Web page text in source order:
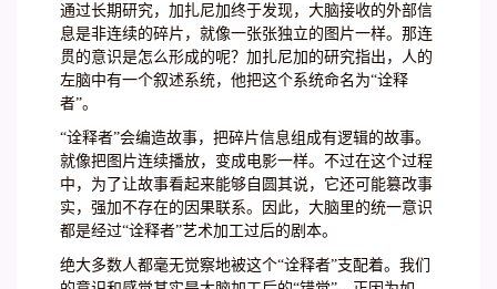
通过长期研究，加扎尼加终于发现，大脑接收的外部信
息是非连续的碎片，就像一张张独立的图片一样。那连
贯的意识是怎么形成的呢？加扎尼加的研究指出，人的
左脑中有一个叙述系统，他把这个系统命名为“诠释
者”。
“诠释者”会编造故事，把碎片信息组成有逻辑的故事。
就像把图片连续播放，变成电影一样。不过在这个过程
中，为了让故事看起来能够自圆其说，它还可能篡改事
实，强加不存在的因果联系。因此，大脑里的统一意识
都是经过“诠释者”艺术加工过后的剧本。
绝大多数人都毫无觉察地被这个“诠释者”支配着。我们